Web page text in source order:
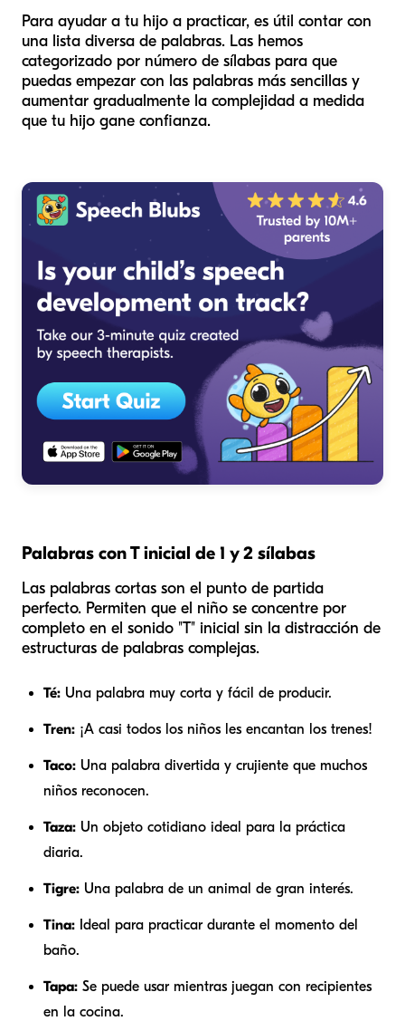
Para ayudar a tu hijo a practicar, es útil contar con
una lista diversa de palabras. Las hemos
categorizado por número de sílabas para que
puedas empezar con las palabras más sencillas y
aumentar gradualmente la complejidad a medida
que tu hijo gane confianza.
Palabras con T inicial de 1 y 2 sílabas
Las palabras cortas son el punto de partida
perfecto. Permiten que el niño se concentre por
completo en el sonido "T" inicial sin la distracción de
estructuras de palabras complejas.
Té: Una palabra muy corta y fácil de producir.
Tren: ¡A casi todos los niños les encantan los trenes!
Taco: Una palabra divertida y crujiente que muchos
niños reconocen.
Taza: Un objeto cotidiano ideal para la práctica
diaria.
Tigre: Una palabra de un animal de gran interés.
Tina: Ideal para practicar durante el momento del
baño.
Tapa: Se puede usar mientras juegan con recipientes
en la cocina.